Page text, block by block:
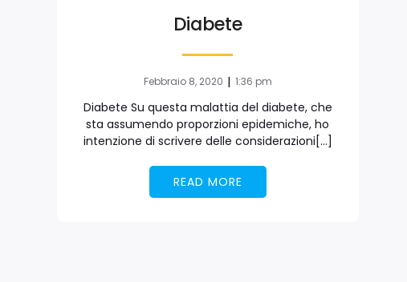
Diabete
Febbraio 8, 2020 | 1:36 pm
Diabete Su questa malattia del diabete, che
sta assumendo proporzioni epidemiche, ho
intenzione di scrivere delle considerazioni[…]
READ MORE